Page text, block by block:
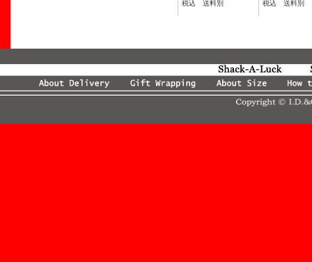
税込 送料別
税込 送料別